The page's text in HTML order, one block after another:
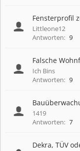
Fensterprofil
Littleone12
Antworten: 9
Falsche
Ich Bins
Antworten: 9
1419
Antworten: 7
Dekra, TÜV